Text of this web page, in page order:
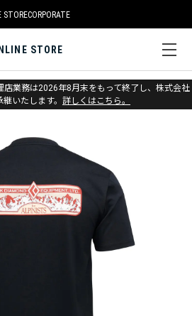
STORECORPORATE
STORE
業務は2026年8月末をもって終了し、株式会社
いたします。 詳しくはこちら。
レル メンズ